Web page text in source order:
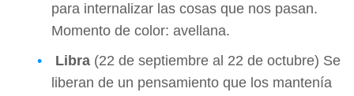
para internalizar las cosas que nos pasan.
Momento de color: avellana.
Libra (22 de septiembre al 22 de octubre) Se
liberan de un pensamiento que los mantenía